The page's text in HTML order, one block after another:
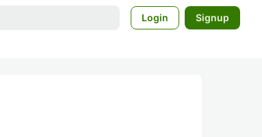
Login Signup